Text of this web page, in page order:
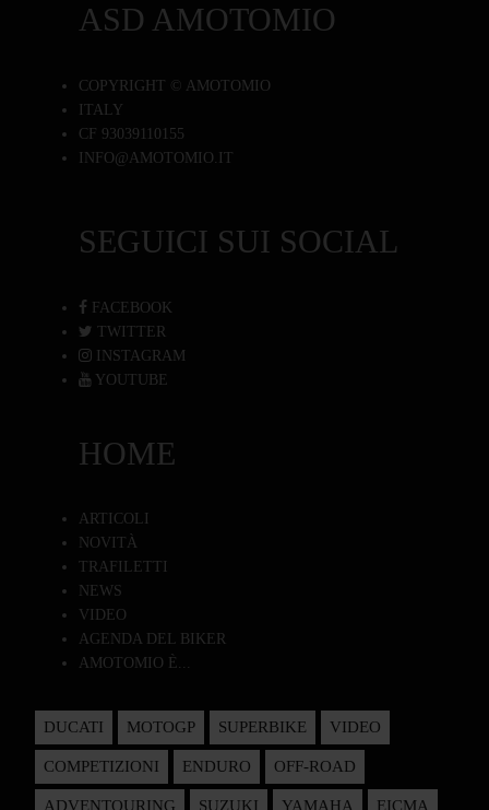
ASD AMOTOMIO
COPYRIGHT © AMOTOMIO
ITALY
CF 93039110155
INFO@AMOTOMIO.IT
SEGUICI SUI SOCIAL
FACEBOOK
TWITTER
INSTAGRAM
YOUTUBE
HOME
ARTICOLI
NOVITÀ
TRAFILETTI
NEWS
VIDEO
AGENDA DEL BIKER
AMOTOMIO È...
DUCATI MOTOGP SUPERBIKE VIDEO
COMPETIZIONI ENDURO OFF-ROAD
ADVENTOURING SUZUKI YAMAHA EICMA